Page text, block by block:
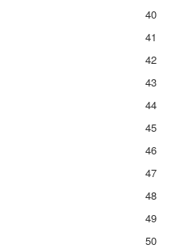
40
41
42
43
44
45
46
47
48
49
50